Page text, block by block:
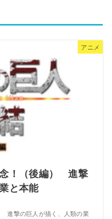
アニメ
念！（後編） 進撃
と本能
進撃の巨人が描く、人類の業